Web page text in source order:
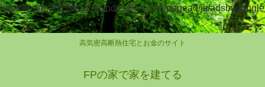
https://pagead2.googlesyndication.com/pagead/js/adsbygoogle
.js
高気密高断熱住宅とお金のサイト
FPの家で家を建てる